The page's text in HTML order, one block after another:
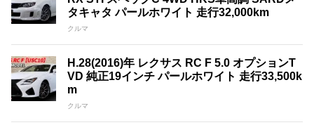
タキャタ パールホワイト 走行32,000km
クルマ
H.28(2016)年 レクサス RC F 5.0 オプションT
VD 純正19インチ パールホワイト 走行33,500k
m
クルマ